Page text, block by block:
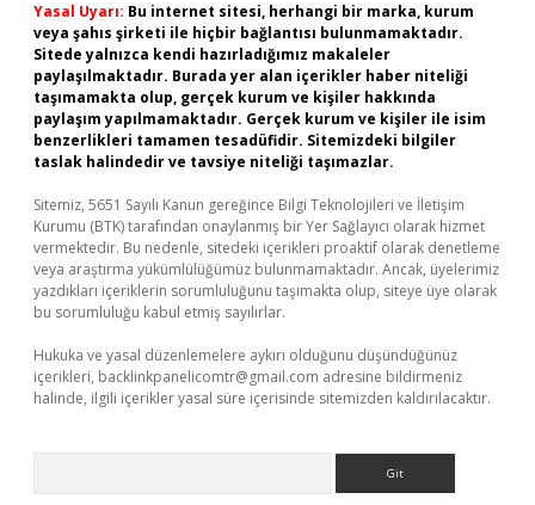
Yasal Uyarı: Bu internet sitesi, herhangi bir marka, kurum
veya şahıs şirketi ile hiçbir bağlantısı bulunmamaktadır.
Sitede yalnızca kendi hazırladığımız makaleler
paylaşılmaktadır. Burada yer alan içerikler haber niteliği
taşımamakta olup, gerçek kurum ve kişiler hakkında
paylaşım yapılmamaktadır. Gerçek kurum ve kişiler ile isim
benzerlikleri tamamen tesadüfidir. Sitemizdeki bilgiler
taslak halindedir ve tavsiye niteliği taşımazlar.
Sitemiz, 5651 Sayılı Kanun gereğince Bilgi Teknolojileri ve İletişim
Kurumu (BTK) tarafından onaylanmış bir Yer Sağlayıcı olarak hizmet
vermektedir. Bu nedenle, sitedeki içerikleri proaktif olarak denetleme
veya araştırma yükümlülüğümüz bulunmamaktadır. Ancak, üyelerimiz
yazdıkları içeriklerin sorumluluğunu taşımakta olup, siteye üye olarak
bu sorumluluğu kabul etmiş sayılırlar.
Hukuka ve yasal düzenlemelere aykırı olduğunu düşündüğünüz
içerikleri, backlinkpanelicomtr@gmail.com adresine bildirmeniz
halinde, ilgili içerikler yasal süre içerisinde sitemizden kaldırılacaktır.